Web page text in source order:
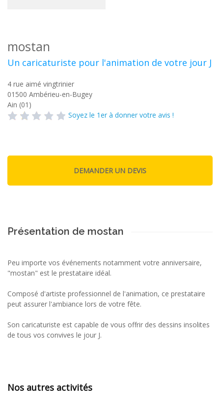
mostan
Un caricaturiste pour l'animation de votre jour J
4 rue aimé vingtrinier
01500 Ambérieu-en-Bugey
Ain (01)
Soyez le 1er à donner votre avis !
Présentation de mostan
Peu importe vos événements notamment votre anniversaire,
"mostan" est le prestataire idéal.
Composé d'artiste professionnel de l'animation, ce prestataire
peut assurer l'ambiance lors de votre fête.
Son caricaturiste est capable de vous offrir des dessins insolites
de tous vos convives le jour J.
Nos autres activités